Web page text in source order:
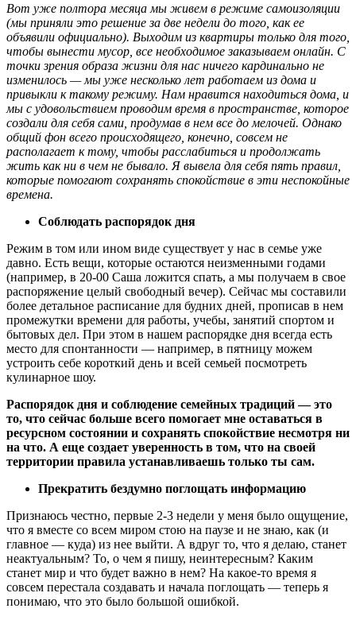
Вот уже полтора месяца мы живем в режиме самоизоляции
(мы приняли это решение за две недели до того, как ее
объявили официально). Выходим из квартиры только для того,
чтобы вынести мусор, все необходимое заказываем онлайн. С
точки зрения образа жизни для нас ничего кардинально не
изменилось — мы уже несколько лет работаем из дома и
привыкли к такому режиму. Нам нравится находиться дома, и
мы с удовольствием проводим время в пространстве, которое
создали для себя сами, продумав в нем все до мелочей. Однако
общий фон всего происходящего, конечно, совсем не
располагает к тому, чтобы расслабиться и продолжать
жить как ни в чем не бывало. Я вывела для себя пять правил,
которые помогают сохранять спокойствие в эти неспокойные
времена.
Соблюдать распорядок дня
Режим в том или ином виде существует у нас в семье уже
давно. Есть вещи, которые остаются неизменными годами
(например, в 20-00 Саша ложится спать, а мы получаем в свое
распоряжение целый свободный вечер). Сейчас мы составили
более детальное расписание для будних дней, прописав в нем
промежутки времени для работы, учебы, занятий спортом и
бытовых дел. При этом в нашем распорядке дня всегда есть
место для спонтанности — например, в пятницу можем
устроить себе короткий день и всей семьей посмотреть
кулинарное шоу.
Распорядок дня и соблюдение семейных традиций — это
то, что сейчас больше всего помогает мне оставаться в
ресурсном состоянии и сохранять спокойствие несмотря ни
на что. А еще создает уверенность в том, что на своей
территории правила устанавливаешь только ты сам.
Прекратить бездумно поглощать информацию
Признаюсь честно, первые 2-3 недели у меня было ощущение,
что я вместе со всем миром стою на паузе и не знаю, как (и
главное — куда) из нее выйти. А вдруг то, что я делаю, станет
неактуальным? То, о чем я пишу, неинтересным? Каким
станет мир и что будет важно в нем? На какое-то время я
совсем перестала создавать и начала поглощать — теперь я
понимаю, что это было большой ошибкой.